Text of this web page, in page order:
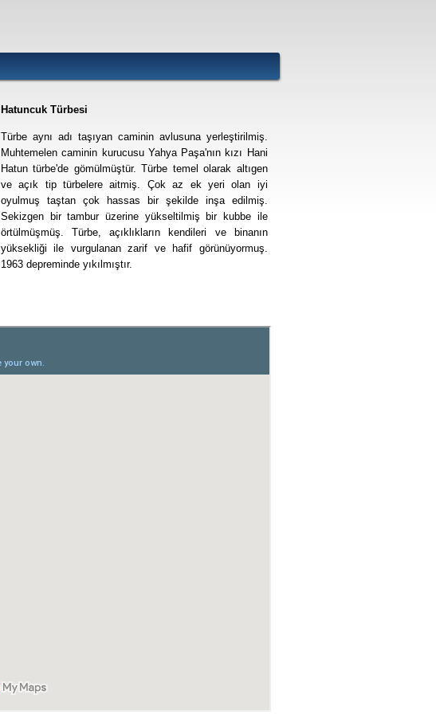
Hatuncuk Türbesi
Türbe aynı adı taşıyan caminin avlusuna yerleştirilmiş.
Muhtemelen caminin kurucusu Yahya Paşa'nın kızı Hani
Hatun türbe'de gömülmüştür. Türbe temel olarak altıgen
ve açık tip türbelere aitmiş. Çok az ek yeri olan iyi
oyulmuş taştan çok hassas bir şekilde inşa edilmiş.
Sekizgen bir tambur üzerine yükseltilmiş bir kubbe ile
örtülmüşmüş. Türbe, açıklıkların kendileri ve binanın
yüksekliği ile vurgulanan zarif ve hafif görünüyormuş.
1963 depreminde yıkılmıştır.